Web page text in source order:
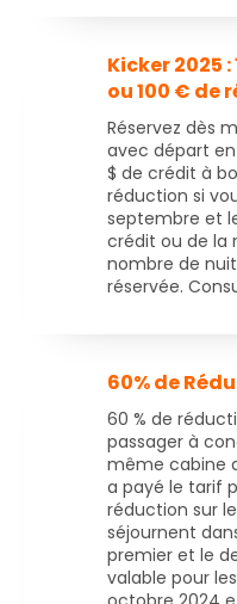
Kicker 2025
ou 100 € de
Réservez dès
avec départ
$ de crédit à
réduction si
septembre et
crédit ou de la
nombre de
réservée.
60% de
60 % de
passager à
même cabine
a payé le tarif
réduction sur
séjournent
premier et le
valable pour